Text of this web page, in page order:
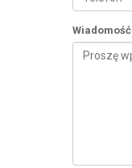
Wiadomość